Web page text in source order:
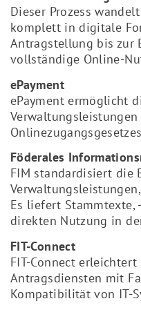
Dieser Prozess
komplett in digitale
Antragstellung bis zur
vollständige Online-
ePayment
ePayment ermöglicht
Föderales
FIM standardisiert die
Es liefert Stammtexte,
direkten Nutzung in
FIT-Connect
FIT-Connect
Antragsdiensten mit
Kompatibilität von IT-